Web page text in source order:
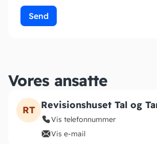
Vores ansatte
RT Revisionshuset Tal og
Vis telefonnummer
Vis e-mail